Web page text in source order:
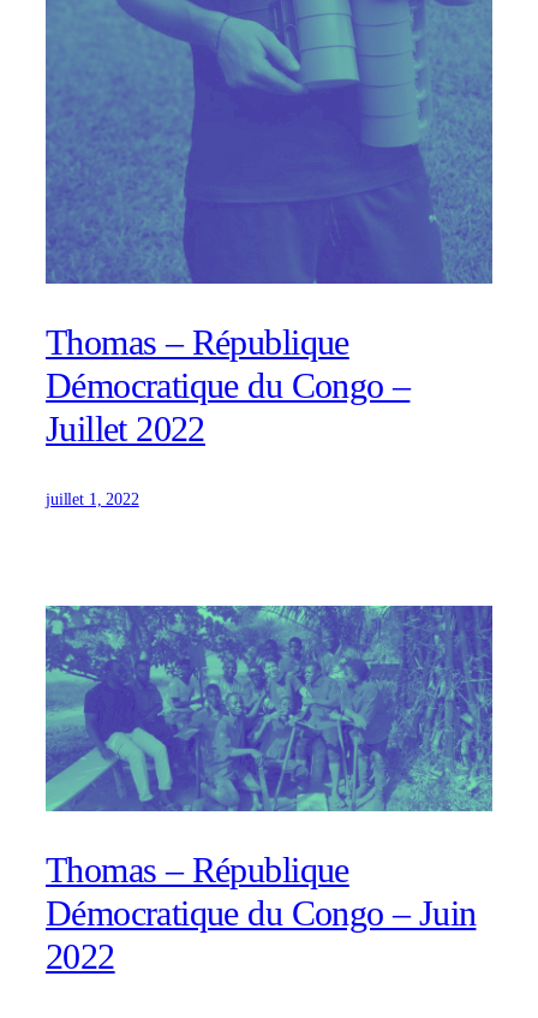
Thomas – République
Démocratique du Congo –
Juillet 2022
juillet 1, 2022
Thomas – République
Démocratique du Congo – Juin
2022